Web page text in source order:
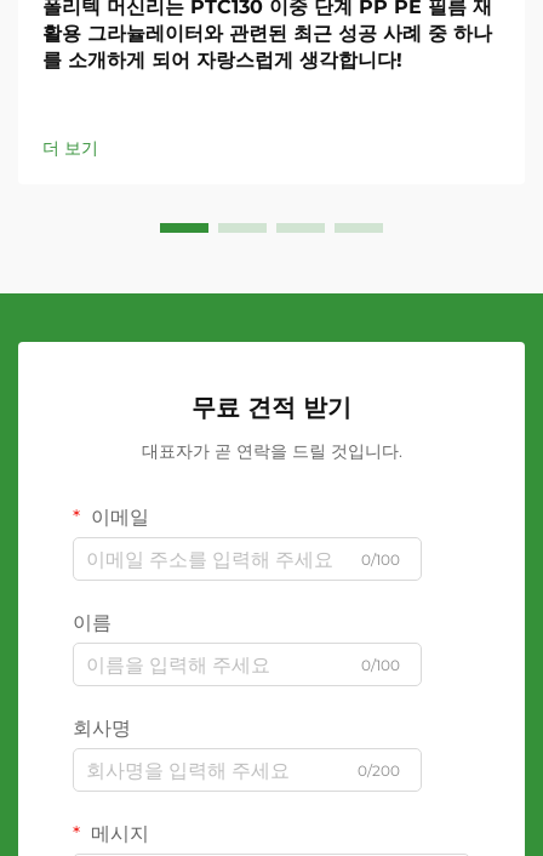
폴리텍 머신리는 PTC130 이중 단계 PP PE 필름 재
활용 그라뉼레이터와 관련된 최근 성공 사례 중 하나
를 소개하게 되어 자랑스럽게 생각합니다!
더 보기
무료 견적 받기
대표자가 곧 연락을 드릴 것입니다.
이메일
0/100
이름
0/100
회사명
0/200
메시지